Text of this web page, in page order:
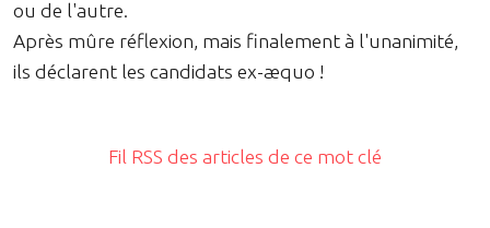
ou de l'autre.
Après mûre réflexion, mais finalement à l'unanimité,
ils déclarent les candidats ex-æquo !
Fil RSS des articles de ce mot clé